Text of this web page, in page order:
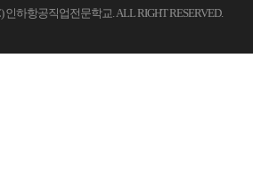
인하항공직업전문학교. ALL RIGHT RESERVED.